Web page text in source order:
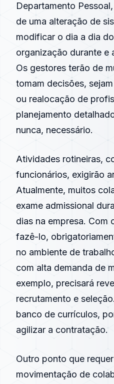
Departamento
de uma alteração de
modificar o dia a dia
organização durante e
Os gestores terão de
tomam decisões,
ou realocação de
planejamento
nunca, necessário.
Atividades rotineiras,
funcionários, exigirão
Atualmente, muitos
exame admissional
dias na empresa. Com
fazê-lo,
no ambiente de
com alta demanda de
exemplo, precisará
recrutamento e
banco de currículos,
agilizar a contratação.
Outro ponto que
movimentação de